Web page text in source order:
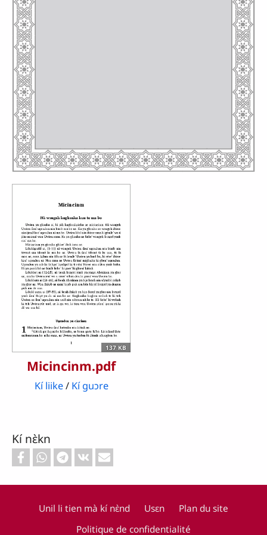
137 KB
Micincinm.pdf
Kí liike/ Kí guɔre
Kí nɛ̀kn
Unil li tien mà kí nɛ̀nd Usɛn
Plan du site
Politique de confidentialité